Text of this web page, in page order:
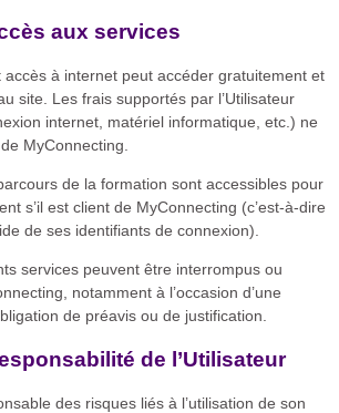
aux services
accès à internet peut accéder gratuitement et
site. Les frais supportés par l’Utilisateur
internet, matériel informatique, etc.) ne
MyConnecting.
de la formation sont accessibles pour
s’il est client de MyConnecting (c’est-à-dire
de ses identifiants de connexion).
services peuvent être interrompus ou
notamment à l’occasion d’une
de préavis ou de justification.
de l’Utilisateur
des risques liés à l’utilisation de son